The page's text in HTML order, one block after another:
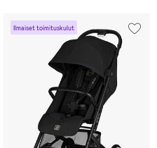
Ilmaiset toimituskulut